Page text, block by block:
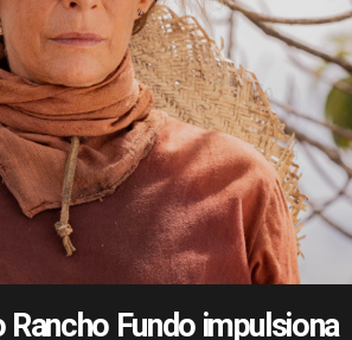
Rancho Fundo impulsiona